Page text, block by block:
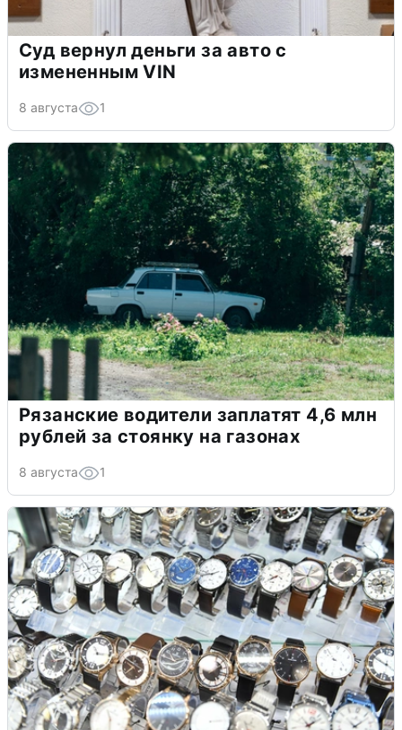
Суд вернул деньги за авто с
измененным VIN
8 августа 1
Рязанские водители заплатят 4,6 млн
рублей за стоянку на газонах
8 августа 1